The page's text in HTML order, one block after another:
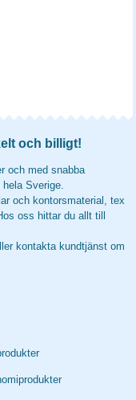
och billigt!
och med snabba
Sverige.
och kontorsmaterial, tex
oss hittar du allt till
kontakta kundtjänst om